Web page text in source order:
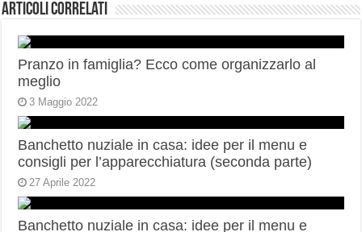
Articoli correlati
Pranzo in famiglia? Ecco come organizzarlo al
meglio
3 Maggio 2022
Banchetto nuziale in casa: idee per il menu e
consigli per l’apparecchiatura (seconda parte)
27 Aprile 2022
Banchetto nuziale in casa: idee per il menu e